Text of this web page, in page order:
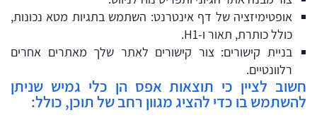
אופטימיזציה של דף אינטרנט: השתמש בתגיות מטא נכונות,
כולל כותרת, תאור ו-H1.
בניית קישורים: צור קישורים לאתר שלך מאתרים אחרים
רלוונטיים.
חשוב לציין כי תוצאות אפס הן כלי גמיש שניתן
להשתמש בו כדי להציג מגוון רחב של תוכן, כולל: